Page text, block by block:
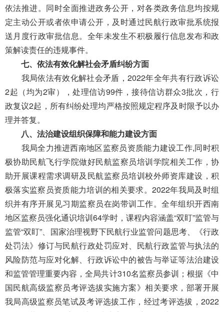
依法推进。 同时全面推进政务公开，对各类政务信息均按规
定主动公开或者依申请公开 ， 及时通过民航行政审批系统报
送月度行政审批信息。 全年未发生不积极履行信息发布和政
策解读责任的违规事件。
七、依法有效化解社会矛盾纠纷方面
我局依法有效化解社会矛盾，2022年全年共有行政诉讼
2起 （均为2审） ，处理信访99件 ，接待信访群众3批次 ，行
政复议2起 ， 所有纠纷处理均严格按照规定程序及时限予以办
理并答复。
八、法治建设组织保障和能力建设方面
我局全力推进西南地区监察员资质能力建设工作,同时积
极协助民航飞行学院做好民航监察员培训学院相关工作，协
助开展课程需求调研及民航监察员培训校外师资库建设 ，积
极落实监察员资质能力培训的相关要求。 2022年我局及时组
织并有序开展见习期监察员在岗带训工作。全年组织开西南
地区监察员强化通识培训64学时，课程内容涵盖“双盯”监管与
监管“双盯”、国家治理视野下民航行业监管问题思考、《行政
处罚法》修订与民航行政处罚应对、民航行政监管与执法的
风险防范与应对化解、行政诉讼中的被告与举证等法治建设
和监管管理重要内容，全局共计310名监察员参训； 根据《中
国民航高级监察员考评选拔实施方案》相关要求， 部署开展
我局高级监察员笔试及考评选拔工作 ， 经过考评选拔，2022